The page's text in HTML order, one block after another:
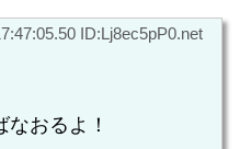
ID:Lj8ec5pP0.net
おるよ！